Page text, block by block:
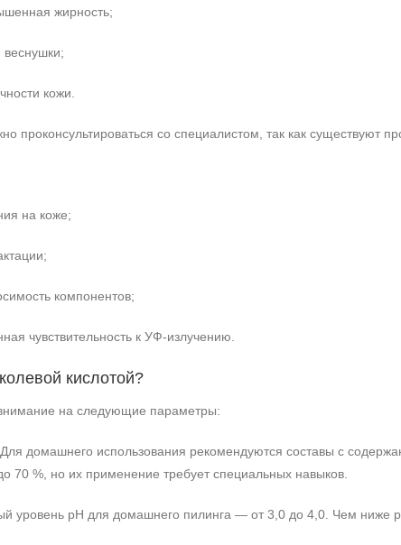
жирность;
веснушки;
кожи.
проконсультироваться со специалистом, так как существуют
на коже;
компонентов;
чувствительность к УФ-излучению.
кислотой?
на следующие параметры:
Для домашнего использования рекомендуются составы с
70 %, но их применение требует специальных навыков.
уровень pH для домашнего пилинга — от 3,0 до 4,0. Чем ниже